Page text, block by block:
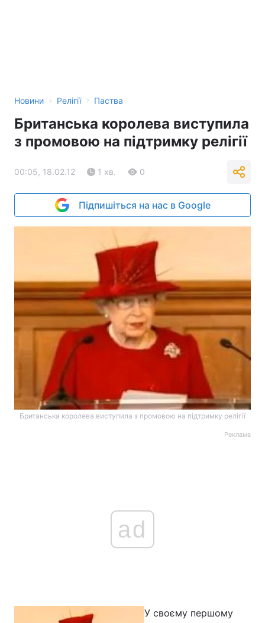
Новини › Релігії › Паства
Британська королева виступила
з промовою на підтримку релігії
00:05, 18.02.12 1 хв. 0
Підпишіться на нас в Google
Британська королева виступила з промовою на підтримку релігії
Реклама
ad
У своєму першому